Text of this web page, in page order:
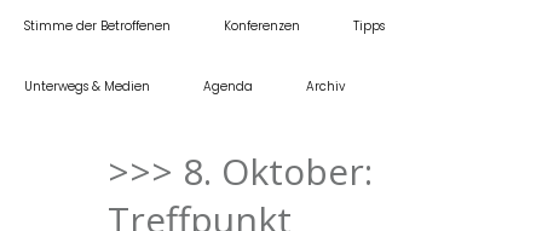
Stimme der Betroffenen Konferenzen Tipps
Unterwegs & Medien Agenda Archiv
>>> 8. Oktober:
Treffpunkt